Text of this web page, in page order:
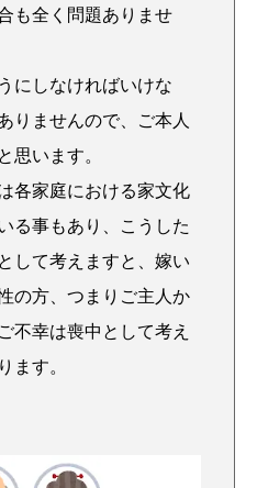
も全く問題ありませ
にしなければいけな
りませんので、ご本人
思います。
各家庭における家文化
る事もあり、こうした
して考えますと、嫁い
の方、つまりご主人か
不幸は喪中として考え
ます。